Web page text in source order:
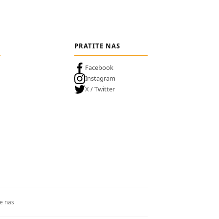
PRATITE NAS
Facebook
Instagram
X / Twitter
nas